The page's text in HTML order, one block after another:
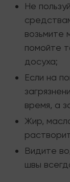
Не
возьмите
помойте
досуха;
Если на
время, а
Жир,
Видите
швы